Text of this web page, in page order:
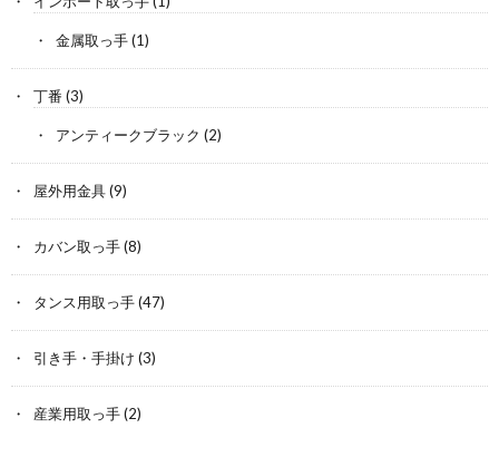
金属取っ手(1)
丁番 (3)
アンティークブラック (2)
屋外用金具(9)
カバン取っ手(8)
タンス用取っ手(47)
引き手・手掛け (3)
産業用取っ手(2)